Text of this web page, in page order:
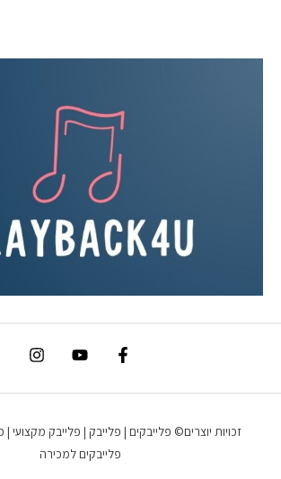
זכויות יוצרים© פלייבקים | פלייבק | פלייבק מקצועי
פלייבקים למכירה